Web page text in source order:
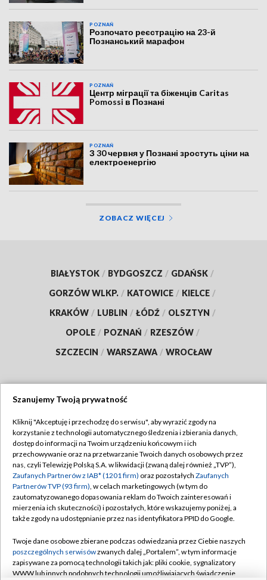
POZNAŃ
Розпочато реєстрацію на 23-й
Познанський марафон
POZNAŃ
Центр міграції та біженців Caritas
Pomossi в Познані
POZNAŃ
З 30 червня у Познані зростуть ціни на
електроенергію
ZOBACZ WIĘCEJ
BIAŁYSTOK / BYDGOSZCZ / GDAŃSK /
GORZÓW WLKP. / KATOWICE / KIELCE /
KRAKÓW / LUBLIN / ŁÓDŹ / OLSZTYN /
OPOLE / POZNAŃ / RZESZÓW /
SZCZECIN / WARSZAWA / WROCŁAW
TVP
Abonament TVP
Emisja w TVP
Centrum informacji TVP
Naziemna Telewizja Cyfrowa
Rada Programowa
System NOS
Regulamin TVP
Polityka prywatności
Moje zgody
Pomoc
Kontakt
Szanujemy Twoją prywatność
Kliknij "Akceptuję i przechodzę do serwisu", aby wyrazić zgody na
korzystanie z technologii automatycznego śledzenia i zbierania danych,
dostęp do informacji na Twoim urządzeniu końcowym i ich
przechowywanie oraz na przetwarzanie Twoich danych osobowych przez
nas, czyli Telewizję Polską S.A. w likwidacji (zwaną dalej również „TVP”),
Zaufanych Partnerów z IAB* (1201 firm) oraz pozostałych Zaufanych
Partnerów TVP (93 firm), w celach marketingowych (w tym do
zautomatyzowanego dopasowania reklam do Twoich zainteresowań i
mierzenia ich skuteczności) i pozostałych, które wskazujemy poniżej, a
także zgody na udostępnianie przez nas identyfikatora PPID do Google.
Twoje dane osobowe zbierane podczas odwiedzania przez Ciebie naszych
poszczególnych serwisówzwanych dalej „Portalem”, w tym informacje
zapisywane za pomocą technologii takich jak: pliki cookie, sygnalizatory
WWW lub innych podobnych technologii umożliwiających świadczenie